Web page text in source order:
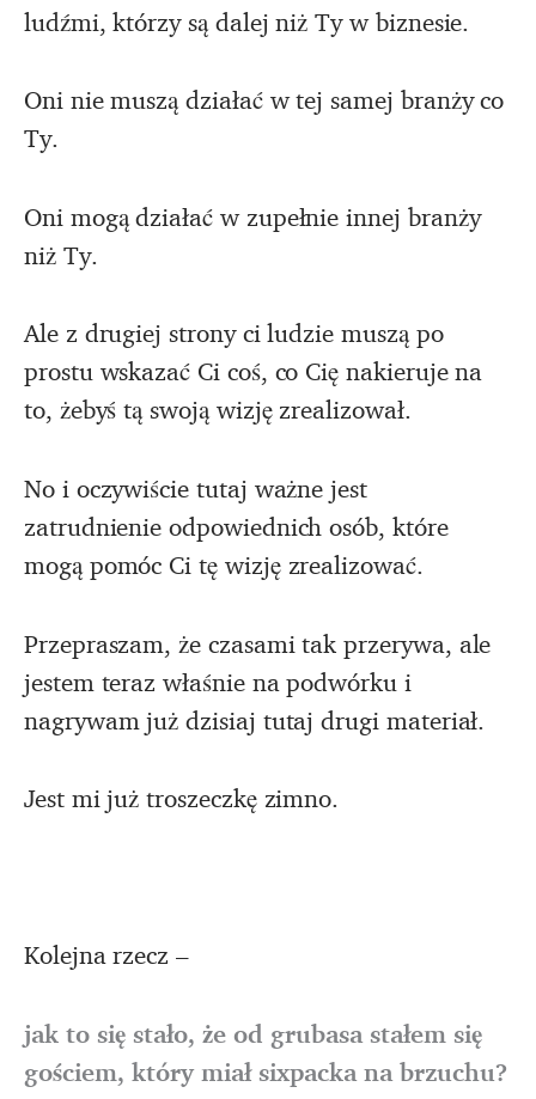
ludźmi, którzy są dalej niż Ty w biznesie.
Oni nie muszą działać w tej samej branży co
Ty.
Oni mogą działać w zupełnie innej branży
niż Ty.
Ale z drugiej strony ci ludzie muszą po
prostu wskazać Ci coś, co Cię nakieruje na
to, żebyś tą swoją wizję zrealizował.
No i oczywiście tutaj ważne jest
zatrudnienie odpowiednich osób, które
mogą pomóc Ci tę wizję zrealizować.
Przepraszam, że czasami tak przerywa, ale
jestem teraz właśnie na podwórku i
nagrywam już dzisiaj tutaj drugi materiał.
Jest mi już troszeczkę zimno.
Kolejna rzecz –
jak to się stało, że od grubasa stałem się
gościem, który miał sixpacka na brzuchu?